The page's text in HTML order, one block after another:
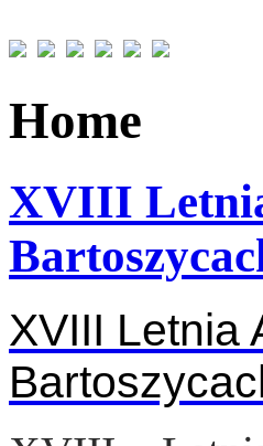
Home
XVIII
XVIII Letnia